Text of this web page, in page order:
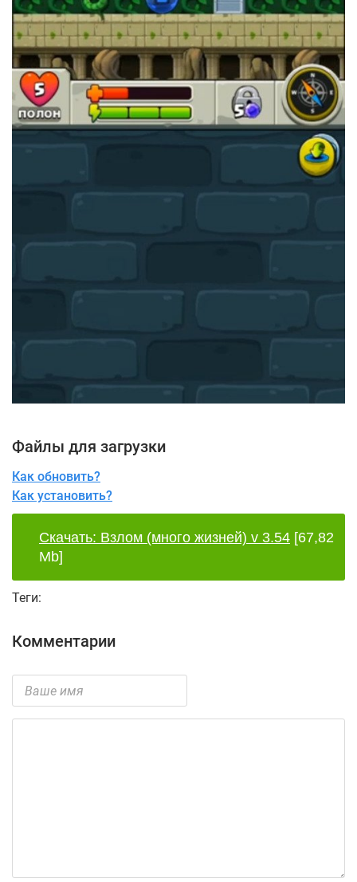
Файлы для загрузки
Как обновить?
Как установить?
Скачать: Взлом (много жизней) v 3.54 [67,82
Mb]
Теги:
Комментарии